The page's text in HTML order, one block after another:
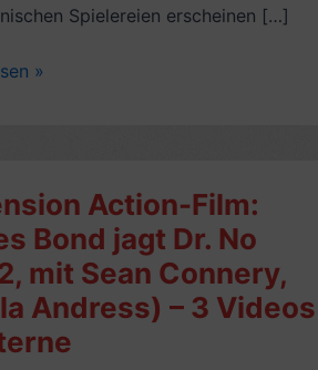
Spielereien erscheinen […]
»
Action-Film:
Bond jagt Dr. No
mit Sean Connery,
Andress) – 3 Videos